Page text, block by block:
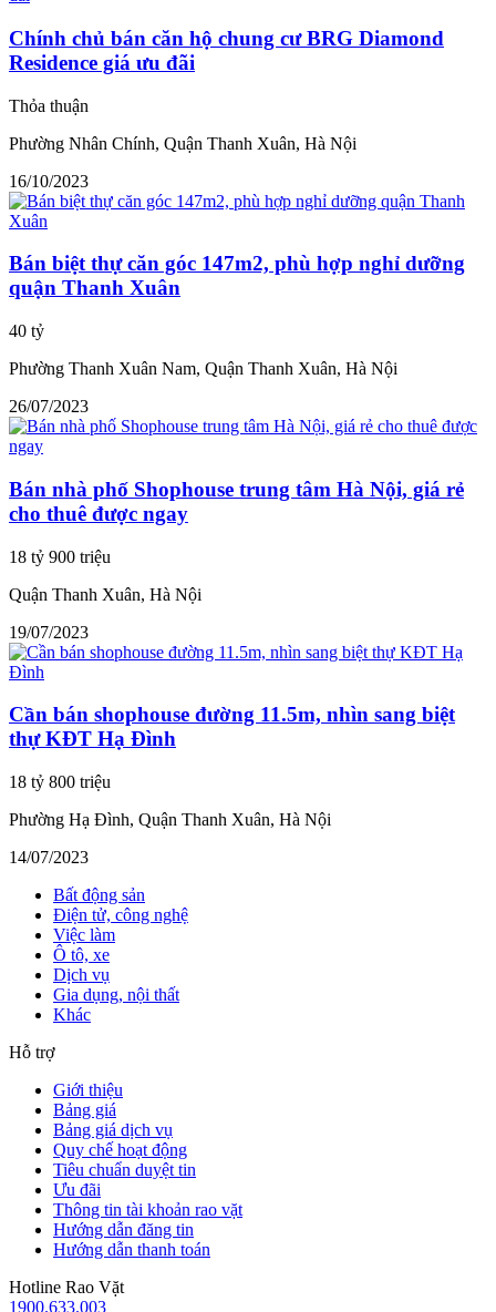
Chính chủ bán căn hộ chung cư BRG Diamond
Residence giá ưu đãi
Thỏa thuận
Phường Nhân Chính, Quận Thanh Xuân, Hà Nội
16/10/2023
Bán biệt thự căn góc 147m2, phù hợp nghỉ dưỡng
quận Thanh Xuân
40 tỷ
Phường Thanh Xuân Nam, Quận Thanh Xuân, Hà Nội
26/07/2023
Bán nhà phố Shophouse trung tâm Hà Nội, giá rẻ
cho thuê được ngay
18 tỷ 900 triệu
Quận Thanh Xuân, Hà Nội
19/07/2023
Cần bán shophouse đường 11.5m, nhìn sang biệt
thự KĐT Hạ Đình
18 tỷ 800 triệu
Phường Hạ Đình, Quận Thanh Xuân, Hà Nội
14/07/2023
Bất động sản
Điện tử, công nghệ
Việc làm
Ô tô, xe
Dịch vụ
Gia dụng, nội thất
Khác
Hỗ trợ
Giới thiệu
Bảng giá
Bảng giá dịch vụ
Quy chế hoạt động
Tiêu chuẩn duyệt tin
Ưu đãi
Thông tin tài khoản rao vặt
Hướng dẫn đăng tin
Hướng dẫn thanh toán
Hotline Rao Vặt
1900.633.003